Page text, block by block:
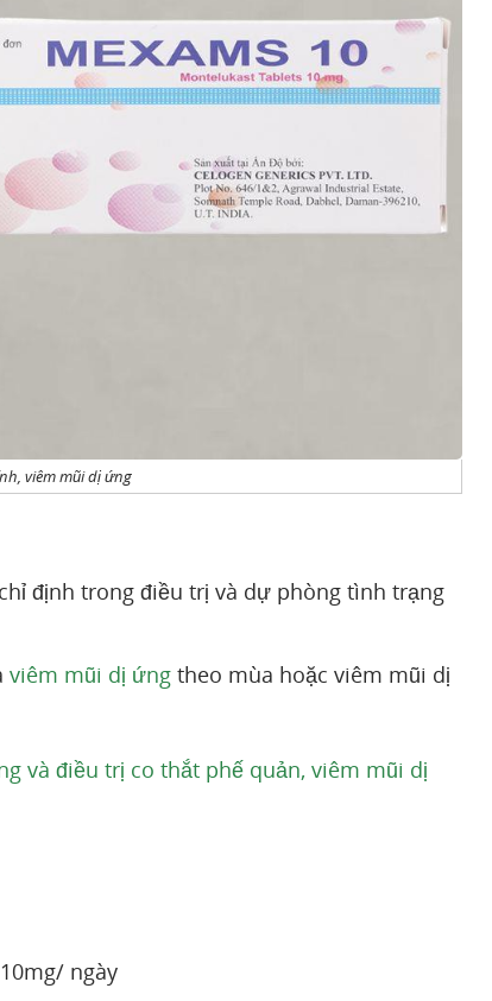
viêm mũi dị ứng
định trong điều trị và dự phòng tình trạng
viêm mũi dị ứng theo mùa hoặc viêm mũi dị
và điều trị co thắt phế quản, viêm mũi dị
ngày